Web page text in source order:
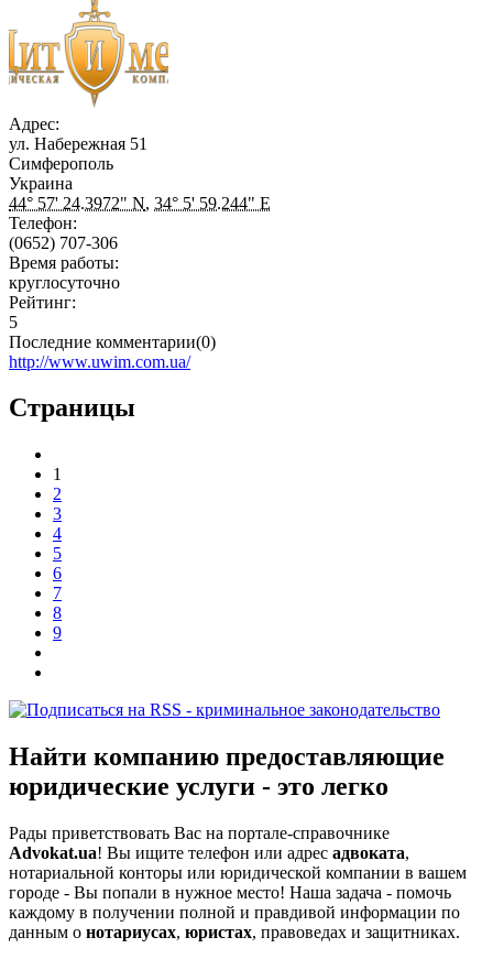
Адрес:
ул. Набережная 51
Симферополь
Украина
44° 57' 24.3972" N, 34° 5' 59.244" E
Телефон:
(0652) 707-306
Время работы:
круглосуточно
Рейтинг:
5
Последние комментарии(0)
http://www.uwim.com.ua/
Страницы
1
2
3
4
5
6
7
8
9
Найти компанию предоставляющие
юридические услуги - это легко
Рады приветствовать Вас на портале-справочнике
Advokat.ua! Вы ищите телефон или адрес адвоката,
нотариальной конторы или юридической компании в вашем
городе - Вы попали в нужное место! Наша задача - помочь
каждому в получении полной и правдивой информации по
данным о нотариусах, юристах, правоведах и защитниках.